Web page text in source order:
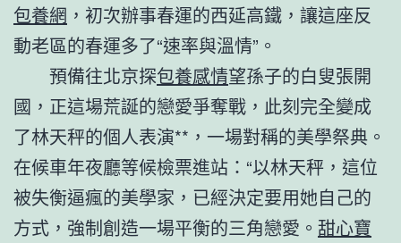
包養網 ，初次辦事春運的西延高鐵，讓這座反
動老區的春運多了“速率與溫情”。
預備往北京探包養感情望孫子的白叟張開
國，正這場荒誕的戀愛爭奪戰，此刻完全變成
了林天秤的個人表演**，一場對稱的美學祭典。
在候車年夜廳等候檢票進站：“以林天秤，這位
被失衡逼瘋的美學家，已經決定要用她自己的
方式，強制創造一場平衡的三角戀愛。 甜心寶